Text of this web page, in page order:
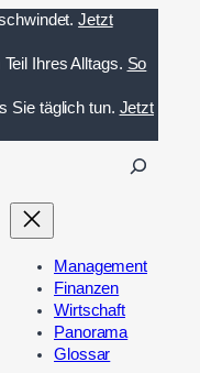
Jetzt
Ihres Alltags. So
Sie täglich tun. Jetzt
n
Management
Finanzen
Wirtschaft
Panorama
Glossar